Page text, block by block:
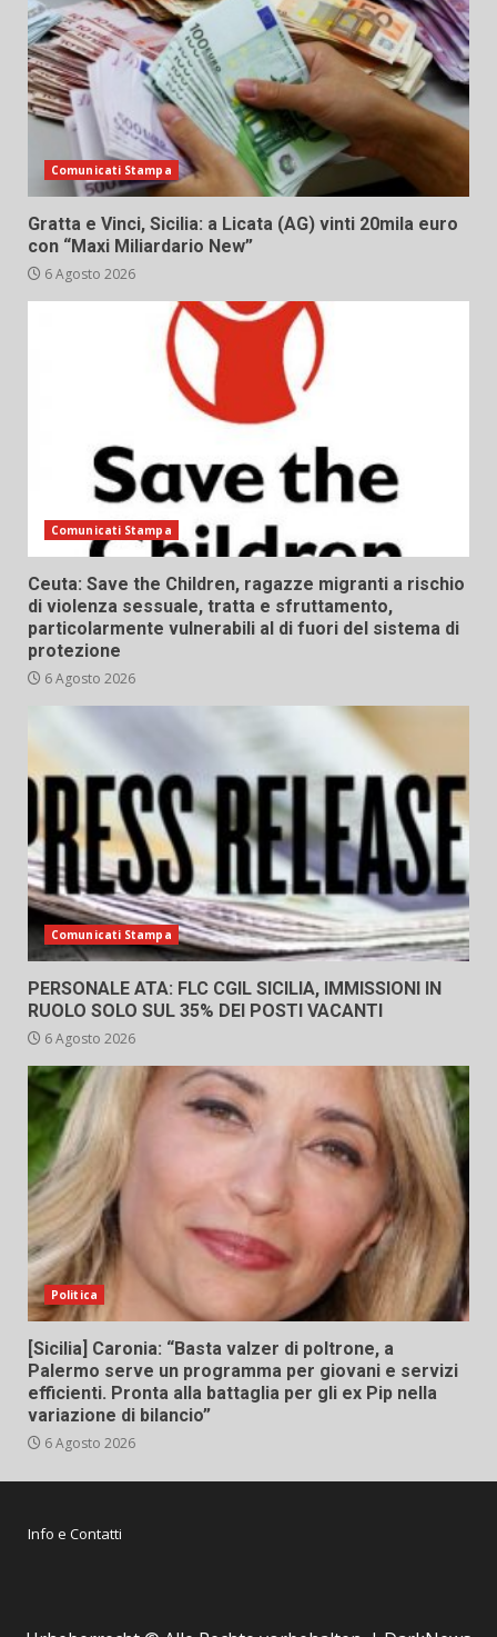
Comunicati Stampa
Gratta e Vinci, Sicilia: a Licata (AG) vinti 20mila euro
con “Maxi Miliardario New”
6 Agosto 2026
Comunicati Stampa
Ceuta: Save the Children, ragazze migranti a rischio
di violenza sessuale, tratta e sfruttamento,
particolarmente vulnerabili al di fuori del sistema di
protezione
6 Agosto 2026
Comunicati Stampa
PERSONALE ATA: FLC CGIL SICILIA, IMMISSIONI IN
RUOLO SOLO SUL 35% DEI POSTI VACANTI
6 Agosto 2026
Politica
[Sicilia] Caronia: “Basta valzer di poltrone, a
Palermo serve un programma per giovani e servizi
efficienti. Pronta alla battaglia per gli ex Pip nella
variazione di bilancio”
6 Agosto 2026
Info e Contatti